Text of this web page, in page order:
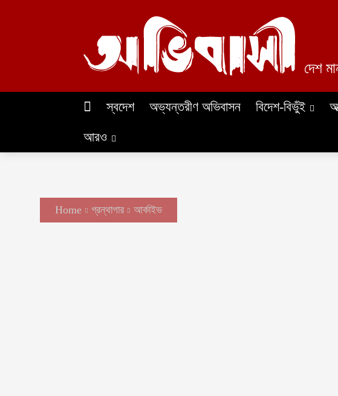
দেশ
স্বদেশ অভ্যন্তরীণ অভিবাসন বিদেশ-বিভুঁই
আরও
Home গ্রন্থাগার আর্কাইভ